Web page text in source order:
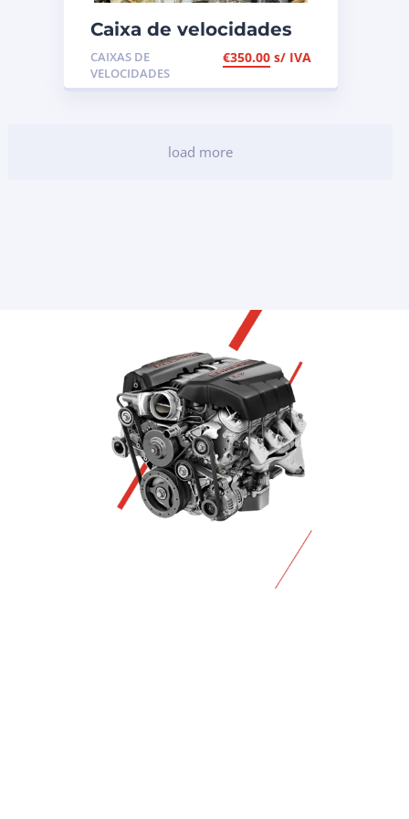
Caixa de velocidades
PSA 1.2i de 2018, ref
20A730
CAIXAS DE
VELOCIDADES
€350.00 s/ IVA
load more